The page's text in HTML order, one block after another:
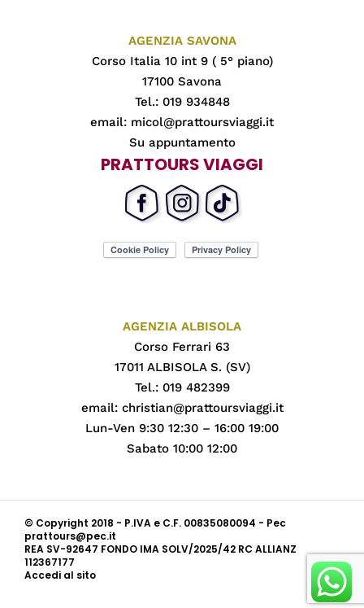
AGENZIA SAVONA
Corso Italia 10 int 9 ( 5° piano)
17100 Savona
Tel.: 019 934848
email: micol@prattoursviaggi.it
Su appuntamento
PRATTOURS VIAGGI
AGENZIA ALBISOLA
Corso Ferrari 63
17011 ALBISOLA S. (SV)
Tel.: 019 482399
email: christian@prattoursviaggi.it
Lun-Ven 9:30 12:30 – 16:00 19:00
Sabato 10:00 12:00
© Copyright 2018 - P.IVA e C.F. 00835080094 - Pec
prattours@pec.it
REA SV-92647 FONDO IMA SOLV/2025/42 RC ALLIANZ
112367177
Accedi al sito